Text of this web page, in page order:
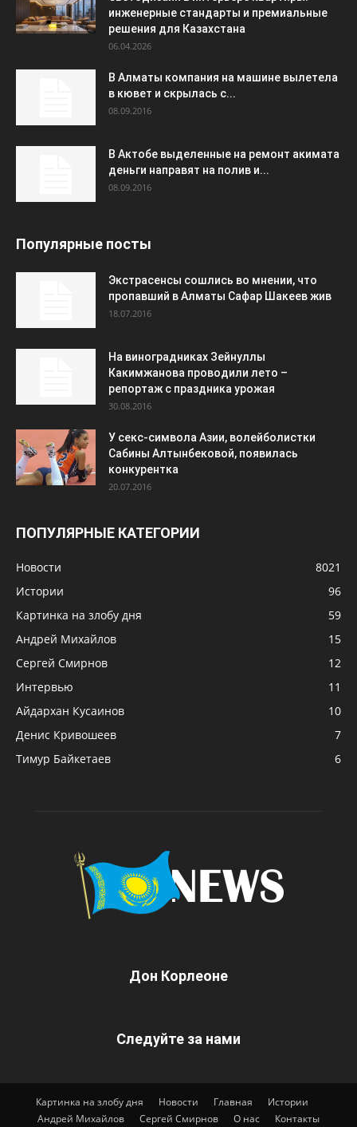
инженерные стандарты и премиальные
решения для Казахстана
06.04.2026
В Алматы компания на машине вылетела
в кювет и скрылась с...
08.09.2016
В Актобе выделенные на ремонт акимата
деньги направят на полив и...
08.09.2016
Популярные посты
Экстрасенсы сошлись во мнении, что
пропавший в Алматы Сафар Шакеев жив
18.07.2016
На виноградниках Зейнуллы
Какимжанова проводили лето –
репортаж с праздника урожая
30.08.2016
У секс-символа Азии, волейболистки
Сабины Алтынбековой, появилась
конкурентка
20.07.2016
ПОПУЛЯРНЫЕ КАТЕГОРИИ
Новости
8021
Истории
96
Картинка на злобу дня
59
Андрей Михайлов
15
Сергей Смирнов
12
Интервью
11
Айдархан Кусаинов
10
Денис Кривошеев
7
Тимур Байкетаев
6
Дон Корлеоне
Следуйте за нами
Картинка на злобу дня Новости Главная
Истории
Андрей Михайлов
Сергей Смирнов О нас Контакты